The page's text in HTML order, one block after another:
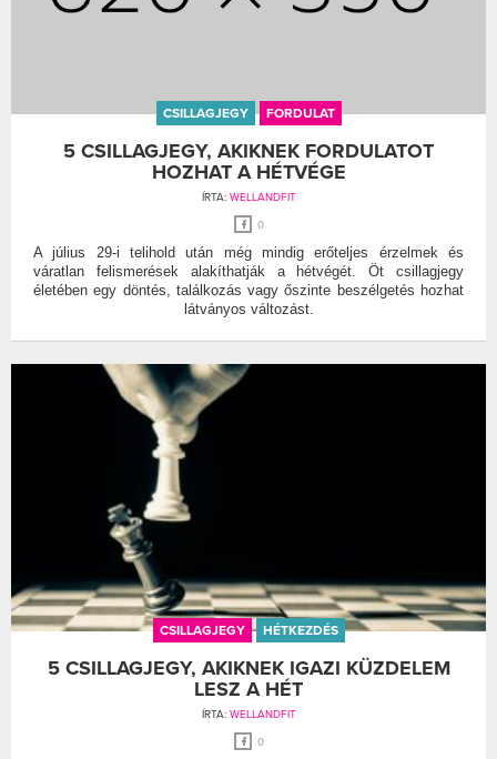
CSILLAGJEGY FORDULAT
5 CSILLAGJEGY, AKIKNEK FORDULATOT
HOZHAT A HÉTVÉGE
ÍRTA: WELLANDFIT
0
A július 29-i telihold után még mindig erőteljes érzelmek és
váratlan felismerések alakíthatják a hétvégét. Öt csillagjegy
életében egy döntés, találkozás vagy őszinte beszélgetés hozhat
látványos változást.
CSILLAGJEGY HÉTKEZDÉS
5 CSILLAGJEGY, AKIKNEK IGAZI KÜZDELEM
LESZ A HÉT
ÍRTA: WELLANDFIT
0